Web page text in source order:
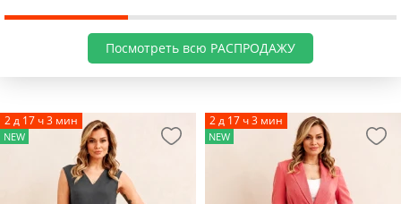
Посмотреть всю РАСПРОДАЖУ
2 д 17 ч 3 мин
NEW
2 д 17 ч 3 мин
NEW